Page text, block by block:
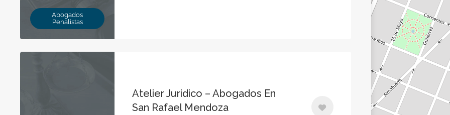
Abogados
Penalistas
Atelier Juridico – Abogados En
San Rafael Mendoza